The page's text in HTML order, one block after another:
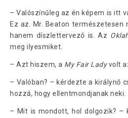
– Valószínűleg az én képem is itt
Ez az. Mr. Beaton
hanem díszlettervező is. Az
meg ilyesmiket.
– Azt hiszem, a My Fair Ladyvolt
– Valóban? – kérdezte a királynő
hozzá, hogy ellentmondjanak neki.
– Mit is mondott, hol dolgozik? –